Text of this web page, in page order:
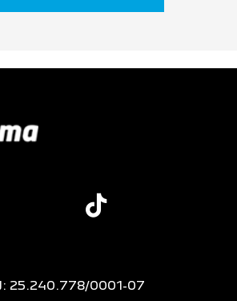
25.240.778/0001-07